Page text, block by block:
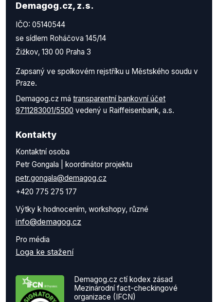
Demagog.cz, z.s.
IČO: 05140544
se sídlem Roháčova 145/14
Žižkov, 130 00 Praha 3
Zapsaný ve spolkovém rejstříku u Městského soudu v
Praze.
Demagog.cz má transparentní bankovní účet
9711283001/5500 vedený u Raiffeisenbank, a.s.
Kontakty
Kontaktní osoba
Petr Gongala | koordinátor projektu
petr.gongala@demagog.cz
+420 775 275 177
Výtky k hodnocením, workshopy, různé
info@demagog.cz
Pro média
Loga ke stažení
Demagog.cz ctí kodex zásad
Mezinárodní fact-checkingové
organizace (IFCN)